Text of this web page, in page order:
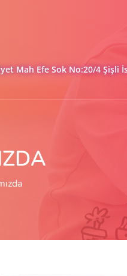
Mah Efe Sok No:20/4 Şişli